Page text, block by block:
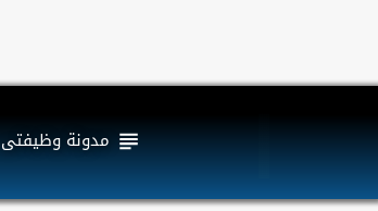
مدونة وظيفتى